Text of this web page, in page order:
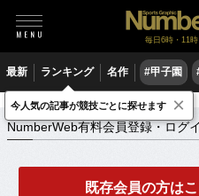
毎日6時・11
最新 ランキング 名作 #甲子園
NumberWeb有料会員登録・ログイン
NumberWeb有料会員登録・ログ
既存会員の方は
今人気の記事が競技ごとに探せます ×